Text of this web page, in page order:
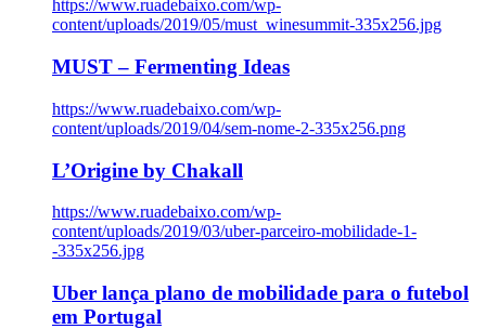
https://www.ruadebaixo.com/wp-
content/uploads/2019/05/must_winesummit-335x256.jpg
MUST – Fermenting Ideas
https://www.ruadebaixo.com/wp-
content/uploads/2019/04/sem-nome-2-335x256.png
L’Origine by Chakall
https://www.ruadebaixo.com/wp-
content/uploads/2019/03/uber-parceiro-mobilidade-1-
-335x256.jpg
Uber lança plano de mobilidade para o futebol
em Portugal